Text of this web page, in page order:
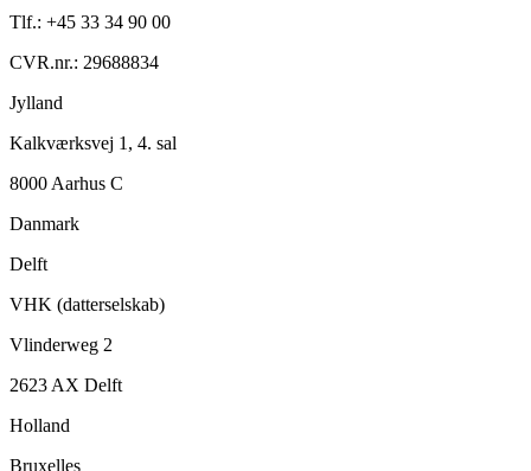
Tlf.: +45 33 34 90 00
CVR.nr.: 29688834
Jylland
Kalkværksvej 1, 4. sal
8000 Aarhus C
Danmark
Delft
VHK (datterselskab)
Vlinderweg 2
2623 AX Delft
Holland
Bruxelles